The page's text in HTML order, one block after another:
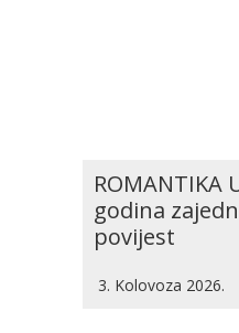
ROMANTIKA
godina
povijest
3. Kolovoza 2026.